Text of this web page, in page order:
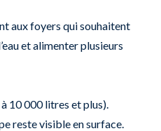
aux foyers qui souhaitent
et alimenter plusieurs
10 000 litres et plus).
reste visible en surface.